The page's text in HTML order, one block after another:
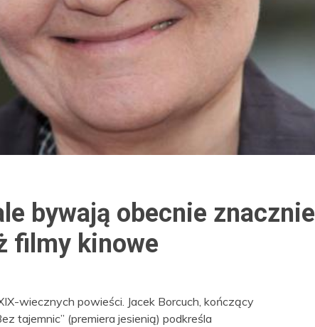
bywają obecnie znacznie
filmy kinowe
wiecznych powieści. Jacek Borcuch, kończący
tajemnic” (premiera jesienią) podkreśla